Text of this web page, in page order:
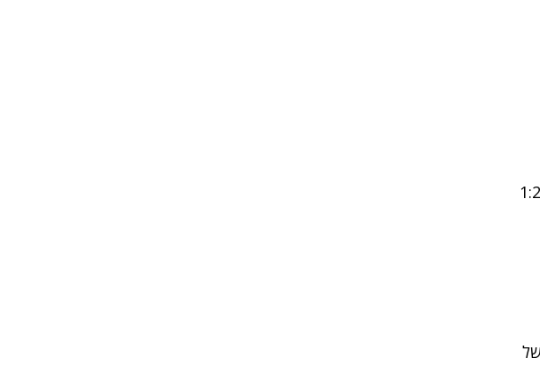
התארים עליהם התחרתה, כולל הגביע הספרדי כמובן. הערב (שלישי) בארסה הפסידה בבית 1:2